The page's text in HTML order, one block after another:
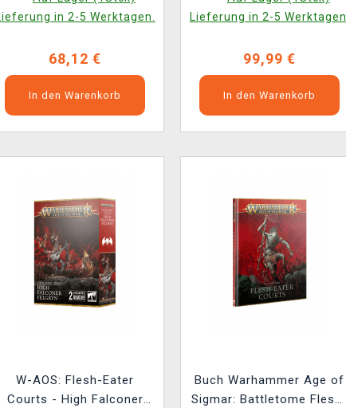
Figuren)
in 2-5 Werktagen.
68,12 €
In den Warenkorb
Undead (1 Figur)
Lieferung in 2-5 Werktagen.
99,99 €
In den Warenkorb
W-AOS: Flesh-Eater
Courts - High Falconer
Buch Warhammer Age of
Sigmar: Battletome Flesh-